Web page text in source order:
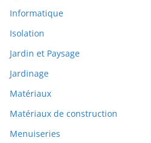
Informatique
Isolation
Jardin et Paysage
Jardinage
Matériaux
Matériaux de construction
Menuiseries